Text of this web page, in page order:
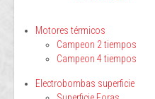
Motores térmicos
Campeon 2 tiempos
Campeon 4 tiempos
Electrobombas superficie